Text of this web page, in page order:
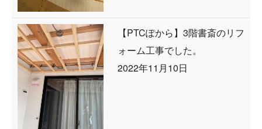
【PTCぽから】3階書斎のリフ
ォーム工事でした。
2022年11月10日